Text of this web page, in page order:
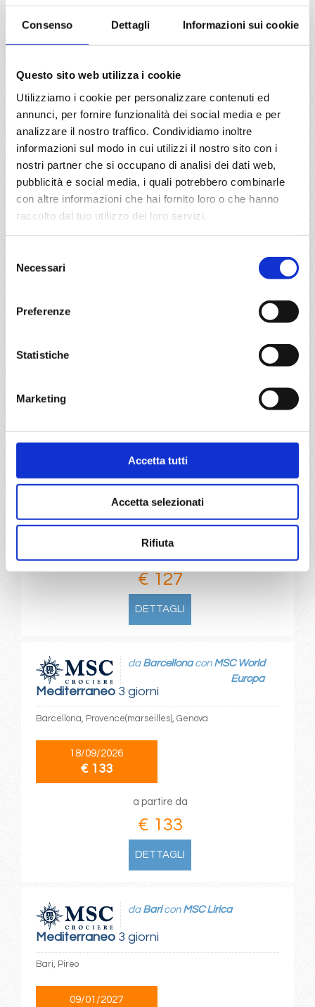
Consenso Dettagli Informazioni sui cookie
Questo sito web utilizza i cookie
Utilizziamo i cookie per personalizzare contenuti ed
annunci, per fornire funzionalità dei social media e per
analizzare il nostro traffico. Condividiamo inoltre
informazioni sul modo in cui utilizzi il nostro sito con i
nostri partner che si occupano di analisi dei dati web,
pubblicità e social media, i quali potrebbero combinarle
con altre informazioni che hai fornito loro o che hanno
raccolto dal tuo utilizzo dei loro servizi.
delNecessari
Preferenze
Statistiche
Marketing
Accetta tutti
Accetta selezionati
Rifiuta
€ 123
DETTAGLI
Mediterraneo4 giorni
daValenciaconMSC Sinfonia
Mediterraneo5 giorni
12/01/2027
€ 127
€ 127
DETTAGLI
Mediterraneo3 giorni
da Barcellonacon MSC World
Europa
Barcellona, Provence(marseilles), Genova
18/09/2026
€ 133
a partire da
€ 133
DETTAGLI
Mediterraneo3 giorni
da Baricon MSC Lirica
Bari, Pireo
09/01/2027